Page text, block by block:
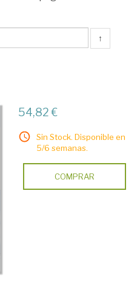
↑
54,82 €
Sin Stock. Disponible en
5/6 semanas.
COMPRAR